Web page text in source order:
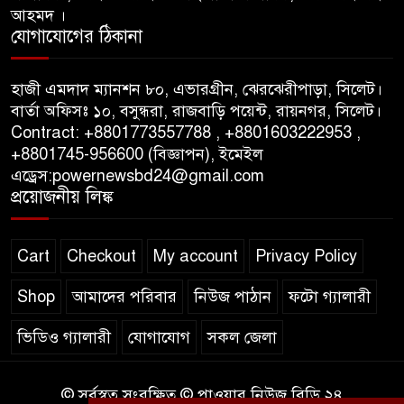
গণবিজ্ঞপ্তি নিয়ে সিলেট অনলাইন
প্রেসক্লাবে বিশ্ব মুক্ত গণমাধ্যম দিবসে
সমালোচনা
সিলেটে ব্যাডমিন্টন তারকাদের
আহমদ ।
যোগাযোগের ঠিকানা
হাজী এমদাদ ম্যানশন ৮০, এভারগ্রীন, ঝেরঝেরীপাড়া, সিলেট।
বার্তা অফিসঃ ১০, বসুন্ধরা, রাজবাড়ি পয়েন্ট, রায়নগর, সিলেট।
Contract: +8801773557788 , +8801603222953 ,
+8801745-956600 (বিজ্ঞাপন), ইমেইল
এড্রেস:powernewsbd24@gmail.com
প্রয়োজনীয় লিঙ্ক
Cart Checkout My account Privacy Policy
Shop আমাদের পরিবার নিউজ পাঠান ফটো গ্যালারী
ভিডিও গ্যালারী যোগাযোগ সকল জেলা
© সর্বস্বত্ব সংরক্ষিত © পাওয়ার নিউজ বিডি ২৪